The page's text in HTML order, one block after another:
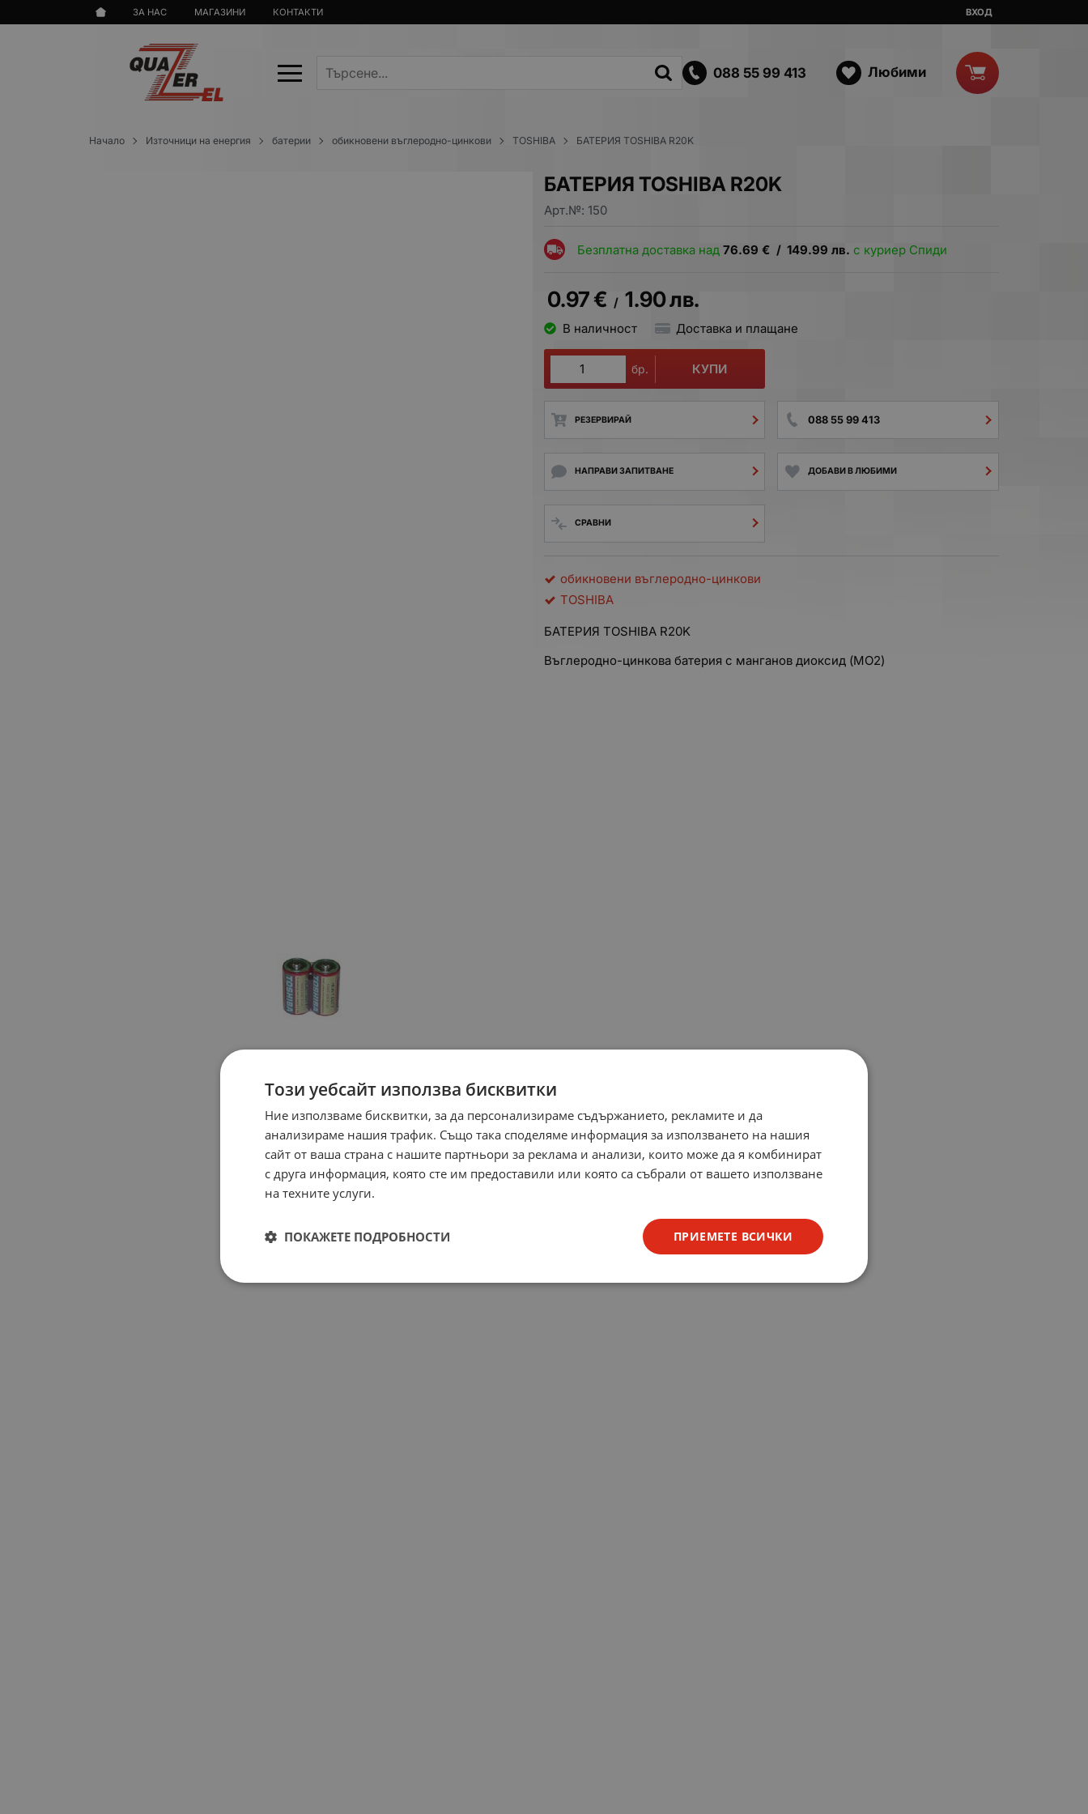
ЗА НАС МАГАЗИНИ КОНТАКТИ ВХОД
088 55 99 413 Любими
Начало Източници на енергия батерии обикновени въглеродно-цинкови TOSHIBA БАТЕРИЯ TOSHIBA R20K
БАТЕРИЯ TOSHIBA R20K
Арт.№: 150
Безплатна доставка над76.69 € / 149.99 лв. с куриер Спиди
0.97€ / 1.90лв.
В наличност Доставка и плащане
бр. КУПИ
РЕЗЕРВИРАЙ 088 55 99 413
НАПРАВИ ЗАПИТВАНЕ ДОБАВИ В ЛЮБИМИ
СРАВНИ
обикновени въглеродно-цинкови
TOSHIBA
БАТЕРИЯ TOSHIBA R20K
Въглеродно-цинкова батерия с манганов диоксид (MO2)
Този уебсайт използва бисквитки
Ние използваме бисквитки, за да персонализираме съдържанието, рекламите и да
анализираме нашия трафик. Също така споделяме информация за използването на нашия
сайт от ваша страна с нашите партньори за реклама и анализи, които може да я комбинират
с друга информация, която сте им предоставили или която са събрали от вашето използване
на техните услуги.
ПРИЕМЕТЕ ВСИЧКИ
ПОКАЖЕТЕ ПОДРОБНОСТИ